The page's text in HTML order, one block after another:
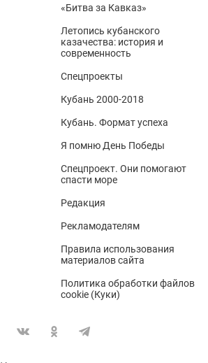
«Битва за Кавказ»
Летопись кубанского
казачества: история и
современность
Спецпроекты
Кубань 2000-2018
Кубань. Формат успеха
Я помню День Победы
Спецпроект. Они помогают
спасти море
Редакция
Рекламодателям
Правила использования
материалов сайта
Политика обработки файлов
cookie (Куки)